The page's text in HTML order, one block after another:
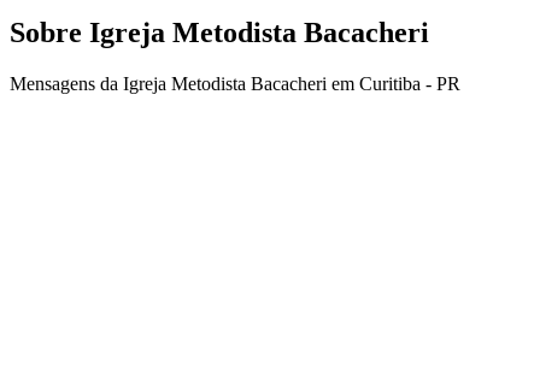
Sobre Igreja Metodista Bacacheri
Mensagens da Igreja Metodista Bacacheri em Curitiba - PR